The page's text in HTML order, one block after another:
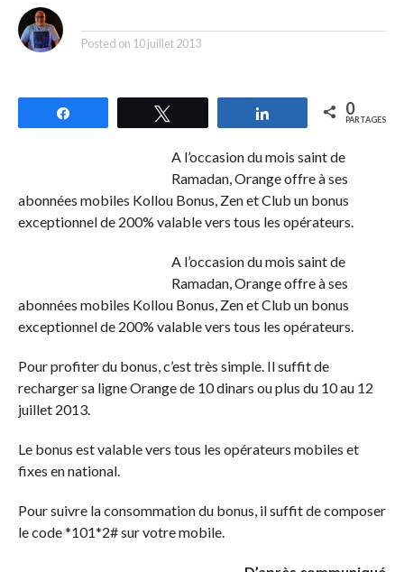
Posted on 10 juillet 2013
Partagez 0
PARTAGES
A l’occasion du mois saint de
Ramadan, Orange offre à ses
abonnées mobiles Kollou Bonus, Zen et Club un bonus
exceptionnel de 200% valable vers tous les opérateurs.
A l’occasion du mois saint de
Ramadan, Orange offre à ses
abonnées mobiles Kollou Bonus, Zen et Club un bonus
exceptionnel de 200% valable vers tous les opérateurs.
Pour profiter du bonus, c’est très simple. Il suffit de
recharger sa ligne Orange de 10 dinars ou plus du 10 au 12
juillet 2013.
Le bonus est valable vers tous les opérateurs mobiles et
fixes en national.
Pour suivre la consommation du bonus, il suffit de composer
le code *101*2# sur votre mobile.